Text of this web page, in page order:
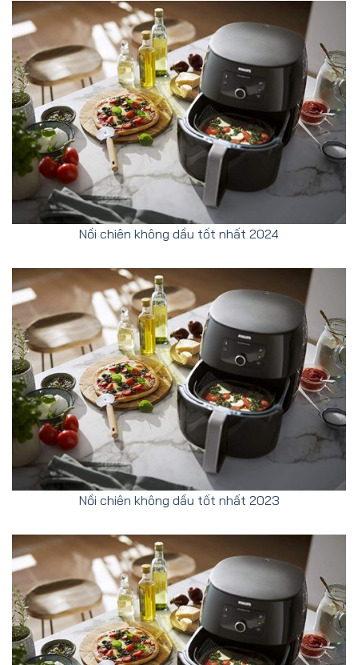
Nồi chiên không dầu tốt nhất 2024
Nồi chiên không dầu tốt nhất 2023